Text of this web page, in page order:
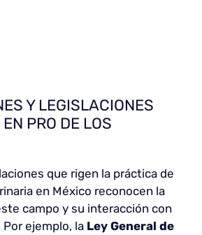
Y LEGISLACIONES
PRO DE LOS
que rigen la práctica de
en México reconocen la
campo y su interacción con
Por ejemplo, la Ley General de